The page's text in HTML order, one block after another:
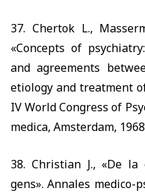
37. Chertok L.,
«Concepts of
and agreements
etiology and treatment
IV World Congress of
medica, Amsterdam,
38. Christian J., «De la
gens». Annales medico-